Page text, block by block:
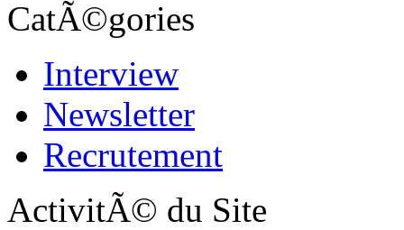
CatÃ©gories
Interview
Newsletter
Recrutement
ActivitÃ© du Site